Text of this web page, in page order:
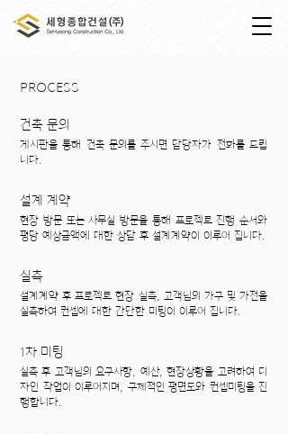
PROCESS
건축 문의
게시판을 통해 건축 문의를 주시면 담당자가 전화를 드립
니다.​
설계 계약
현장 방문 또는 사무실 방문을 통해 프로젝트 진행 순서와
평당 예상금액에 대한 상담 후 설계계약이 이루어 집니다.
실측
설계계약 후 프로젝트 현장 실측, 고객님의 가구 및 가전을
실측하여 컨셉에 대한 간단한 미팅이 이루어 집니다.​
1차 미팅
실측 후 고객님의 요구사항, 예산, 현장상황을 고려하여 디
자인 작업이 이루어지며, 구체적인 평면도와 컨셉미팅을 진
행합니다.